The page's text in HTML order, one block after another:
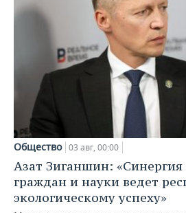
Общество 03 авг, 00:00
Азат Зиганшин: «Синергия
граждан и науки ведет
экологическому успеху»